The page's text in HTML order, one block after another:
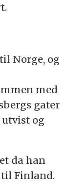
Norge, og
med
gater
utvist og
da han
til Finland.